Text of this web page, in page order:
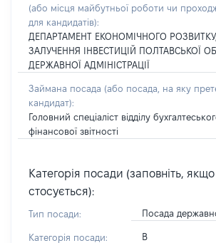
(або місця майбутньої роботи чи
для кандидатів):
ДЕПАРТАМЕНТ ЕКОНОМІЧНОГО РОЗВИТКУ,
ЗАЛУЧЕННЯ ІНВЕСТИЦІЙ ПОЛТАВСЬКОЇ
ДЕРЖАВНОЇ АДМІНІСТРАЦІЇ
Займана посада (або посада, на яку
кандидат):
Головний спеціаліст відділу
фінансової звітності
Категорія посади (заповніть,
стосується):
Тип посади: Посада
Категорія посади: В